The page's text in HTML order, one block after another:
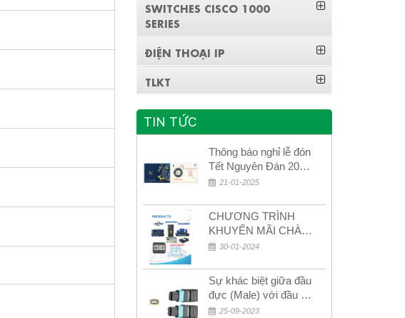
SWITCHES CISCO 1000
SERIES
ĐIỆN THOẠI IP
TLKT
TIN TỨC
Thông báo nghỉ lễ đón
Tết Nguyên Đán 2026
– Xuân Bính Ngọ!
21-01-2025
CHƯƠNG TRÌNH
KHUYẾN MÃI CHÀO
MỪNG NĂM MỚI
30-01-2024
Sự khác biệt giữa đầu
đực (Male) với đầu cái
(Female) trong bộ đầu
25-09-2023